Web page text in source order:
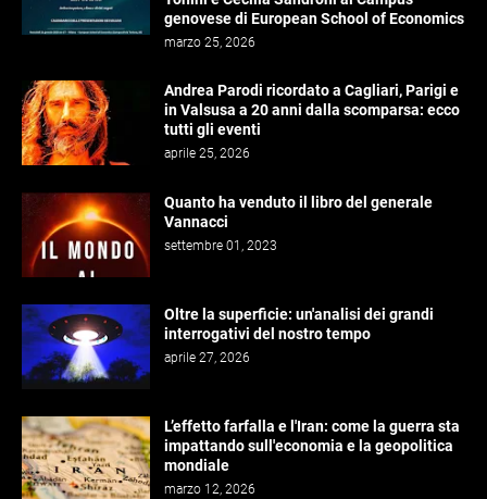
genovese di European School of Economics
marzo 25, 2026
Andrea Parodi ricordato a Cagliari, Parigi e
in Valsusa a 20 anni dalla scomparsa: ecco
tutti gli eventi
aprile 25, 2026
Quanto ha venduto il libro del generale
Vannacci
settembre 01, 2023
Oltre la superficie: un'analisi dei grandi
interrogativi del nostro tempo
aprile 27, 2026
L’effetto farfalla e l'Iran: come la guerra sta
impattando sull'economia e la geopolitica
mondiale
marzo 12, 2026